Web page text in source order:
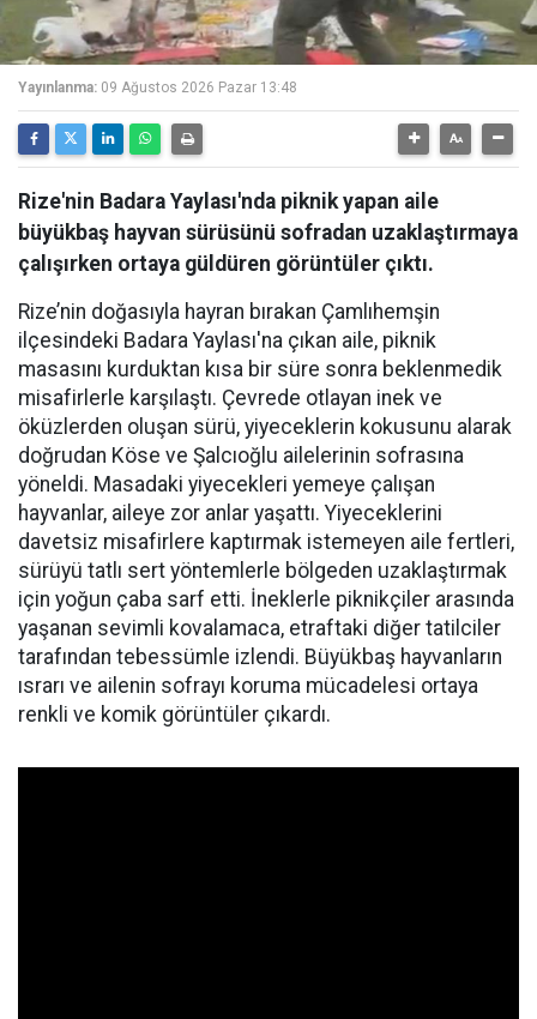
Yayınlanma: 09 Ağustos 2026 Pazar 13:48
Rize'nin Badara Yaylası'nda piknik yapan aile
büyükbaş hayvan sürüsünü sofradan uzaklaştırmaya
çalışırken ortaya güldüren görüntüler çıktı.
Rize’nin doğasıyla hayran bırakan Çamlıhemşin
ilçesindeki Badara Yaylası'na çıkan aile, piknik
masasını kurduktan kısa bir süre sonra beklenmedik
misafirlerle karşılaştı. Çevrede otlayan inek ve
öküzlerden oluşan sürü, yiyeceklerin kokusunu alarak
doğrudan Köse ve Şalcıoğlu ailelerinin sofrasına
yöneldi. Masadaki yiyecekleri yemeye çalışan
hayvanlar, aileye zor anlar yaşattı. Yiyeceklerini
davetsiz misafirlere kaptırmak istemeyen aile fertleri,
sürüyü tatlı sert yöntemlerle bölgeden uzaklaştırmak
için yoğun çaba sarf etti. İneklerle piknikçiler arasında
yaşanan sevimli kovalamaca, etraftaki diğer tatilciler
tarafından tebessümle izlendi. Büyükbaş hayvanların
ısrarı ve ailenin sofrayı koruma mücadelesi ortaya
renkli ve komik görüntüler çıkardı.